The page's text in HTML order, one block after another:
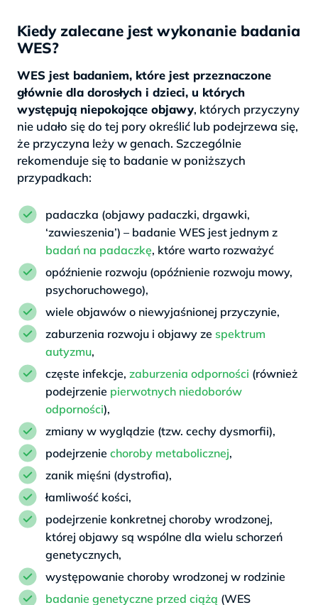
Kiedy zalecane jest wykonanie badania
WES?
WES jest badaniem, które jest przeznaczone
głównie dla dorosłych i dzieci, u których
występują niepokojące objawy, których przyczyny
nie udało się do tej pory określić lub podejrzewa się,
że przyczyna leży w genach. Szczególnie
rekomenduje się to badanie w poniższych
przypadkach:
padaczka (objawy padaczki, drgawki,
‘zawieszenia’) – badanie WES jest jednym z
badań na padaczkę, które warto rozważyć
opóźnienie rozwoju (opóźnienie rozwoju mowy,
psychoruchowego),
wiele objawów o niewyjaśnionej przyczynie,
zaburzenia rozwoju i objawy ze spektrum
autyzmu,
częste infekcje, zaburzenia odporności (również
podejrzenie pierwotnych niedoborów
odporności),
zmiany w wyglądzie (tzw. cechy dysmorfii),
podejrzenie choroby metabolicznej,
zanik mięśni (dystrofia),
łamliwość kości,
podejrzenie konkretnej choroby wrodzonej,
której objawy są wspólne dla wielu schorzeń
genetycznych,
występowanie choroby wrodzonej w rodzinie
badanie genetyczne przed ciążą (WES